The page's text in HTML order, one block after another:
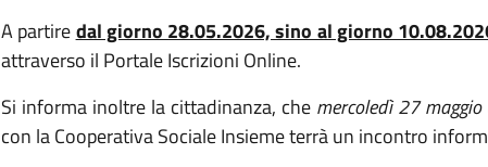
A partiredal giorno 28.05.2026, sino al giorno
attraverso il Portale Iscrizioni Online.
Si informa inoltre la cittadinanza, che mercoledì 27
con la Cooperativa Sociale Insieme terrà un incontro